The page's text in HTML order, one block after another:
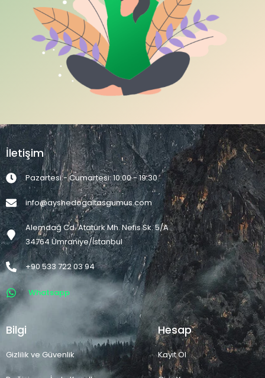
İletişim
Pazartesi - Cumartesi: 10:00 - 19:30
info@ayshedogaltasgumus.com
Alemdağ Cd. Atatürk Mh. Nefis Sk. 5/A
34764 Ümraniye/İstanbul
+90 533 722 03 94
Whatsapp
Bilgi
Gizlilik ve Güvenlik
Hesap
Kayıt Ol